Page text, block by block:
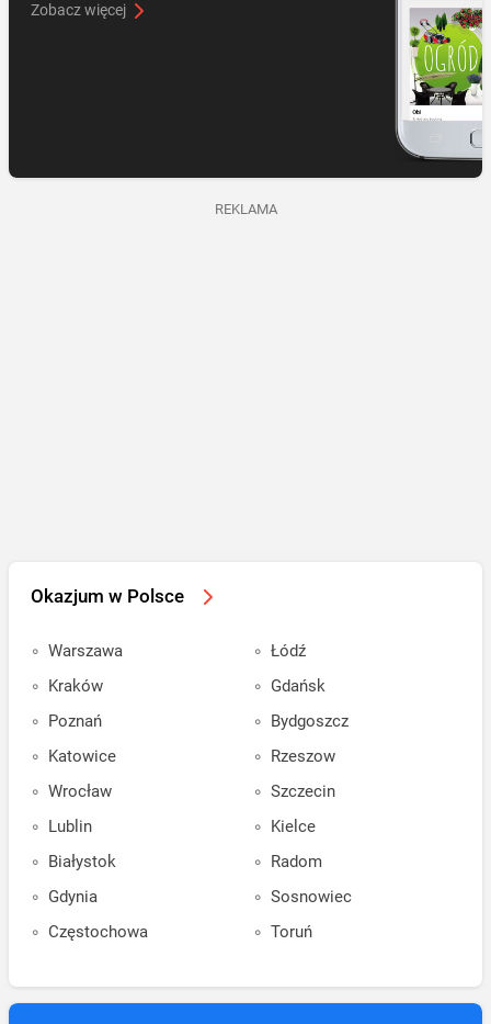
Zobacz więcej
REKLAMA
Okazjum w Polsce
Warszawa
Kraków
Poznań
Katowice
Wrocław
Lublin
Białystok
Gdynia
Częstochowa
Łódź
Gdańsk
Bydgoszcz
Rzeszow
Szczecin
Kielce
Radom
Sosnowiec
Toruń